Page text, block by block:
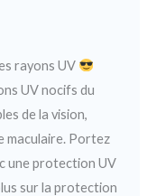
rayons UV
UV nocifs du
de la vision,
maculaire. Portez
une protection UV
sur la protection